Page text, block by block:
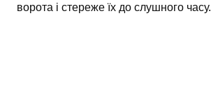
ворота і стереже їх до слушного часу.